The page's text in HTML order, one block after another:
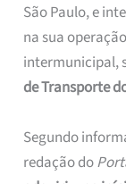
São Paulo, e
na sua
intermunicipal,
de Transporte
Segundo
redação do